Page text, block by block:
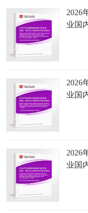
2026
业国
2026
业国
2026
业国